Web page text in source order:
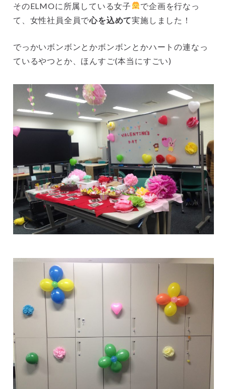
そのELMOに所属している女子
で企画を行なっ
て、女性社員全員で心を込めて実施しました！
でっかいボンボンとかボンボンとかハートの連なっ
ているやつとか、ほんすご(本当にすごい)